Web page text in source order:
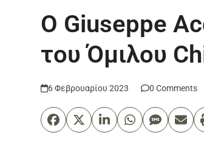
Ο Giuseppe
του Όμιλου
6 Φεβρουαρίου 2023 0 Comments